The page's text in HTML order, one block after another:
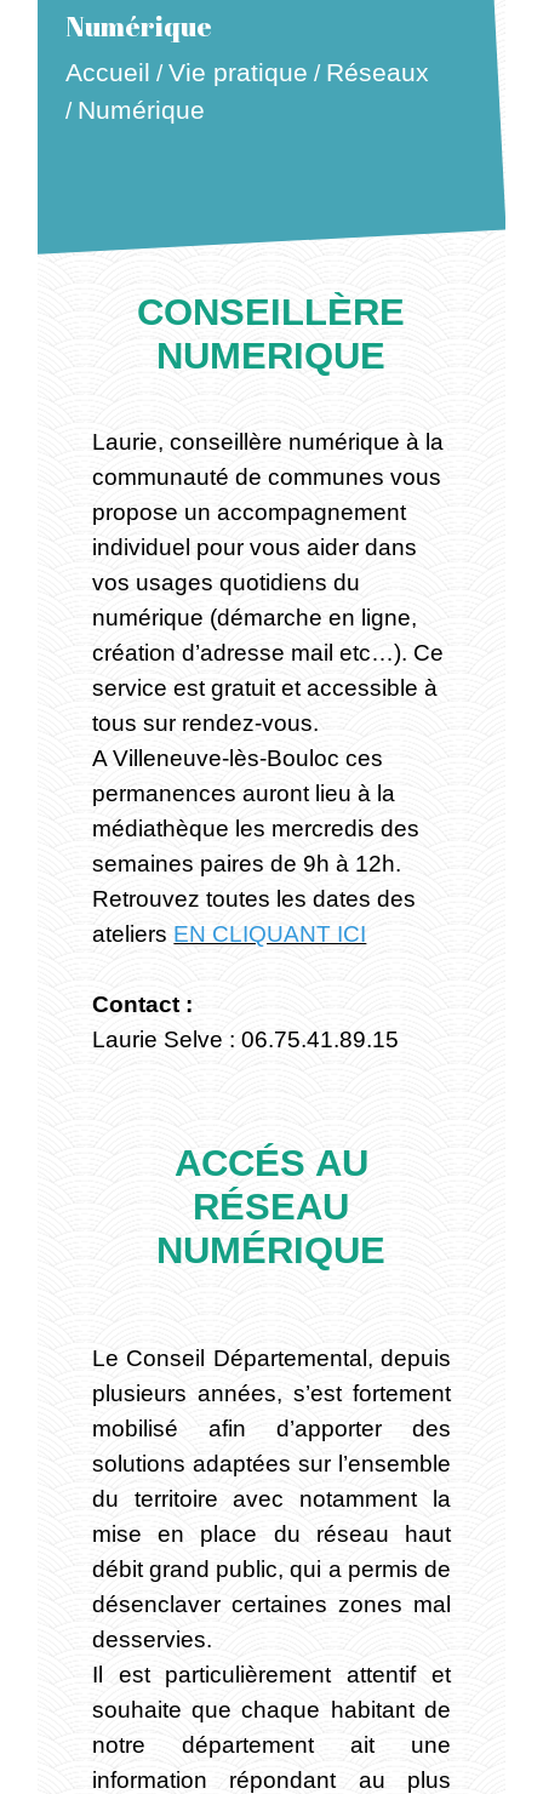
Numérique
Accueil /Vie pratique / Réseaux
/ Numérique
CONSEILLÈRE
NUMERIQUE
Laurie, conseillère numérique à la
communauté de communes vous
propose un accompagnement
individuel pour vous aider dans
vos usages quotidiens du
numérique (démarche en ligne,
création d’adresse mail etc…). Ce
service est gratuit et accessible à
tous sur rendez-vous.
A Villeneuve-lès-Bouloc ces
permanences auront lieu à la
médiathèque les mercredis des
semaines paires de 9h à 12h.
Retrouvez toutes les dates des
ateliers EN CLIQUANT ICI
Contact :
Laurie Selve : 06.75.41.89.15
ACCÉS AU
RÉSEAU
NUMÉRIQUE
Le Conseil Départemental, depuis
plusieurs années, s’est fortement
mobilisé afin d’apporter des
solutions adaptées sur l’ensemble
du territoire avec notamment la
mise en place du réseau haut
débit grand public, qui a permis de
désenclaver certaines zones mal
desservies.
Il est particulièrement attentif et
souhaite que chaque habitant de
notre département ait une
information répondant au plus